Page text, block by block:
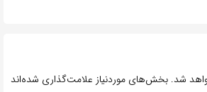
شد. بخش‌های موردنیاز علامت‌گذاری شده‌اند